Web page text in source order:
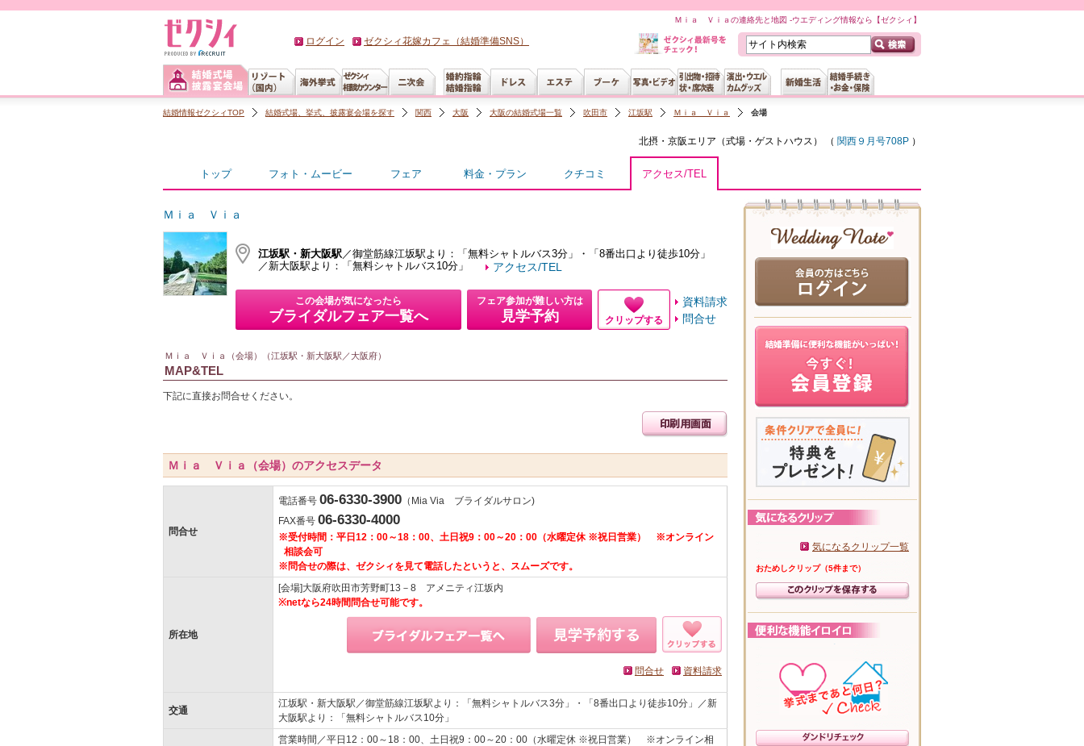
Ｍｉａ Ｖｉａの連絡先と地図 -ウエディング情報なら【ゼクシィ】
ログイン ゼクシィ花嫁カフェ（結婚準備SNS）
結婚情報ゼクシィTOP 結婚式場、挙式、披露宴会場を探す 関西 大阪 大阪の結婚式場一覧 吹田市 江坂駅 Ｍｉａ Ｖｉａ 会場
北摂・京阪エリア（式場・ゲストハウス ） （ 関西９月号708P ）
トップ フォト・ムービー フェア 料金・プラン クチコミ アクセス/TEL
Ｍｉａ Ｖｉａ
江坂駅・新大阪駅／御堂筋線江坂駅より：「無料シャトルバス3分」・「8番出口より徒歩10分」
／新大阪駅より：「無料シャトルバス10分」
アクセス/TEL
この会場が気になったら
ブライダルフェア一覧へ
フェア参加が難しい方は
見学予約 クリップする
資料請求
問合せ
Ｍｉａ Ｖｉａ（会場）（江坂駅・新大阪駅／大阪府）
MAP&TEL
下記に直接お問合せください。
Ｍｉａ Ｖｉａ（会場）のアクセスデータ
問合せ
電話番号 06-6330-3900 （Mia Via ブライダルサロン)
FAX番号 06-6330-4000
※受付時間：平日12：00～18：00、土日祝9：00～20：00（水曜定休 ※祝日営業） ※オンライン
相談会可
※問合せの際は、ゼクシィを見て電話したというと、スムーズです。
所在地
[会場]大阪府吹田市芳野町13－8 アメニティ江坂内
※netなら24時間問合せ可能です。
資料請求
問合せ
交通
江坂駅・新大阪駅／御堂筋線江坂駅より：「無料シャトルバス3分」・「8番出口より徒歩10分」／新
大阪駅より：「無料シャトルバス10分」
営業時間／平日12：00～18：00、土日祝9：00～20：00（水曜定休 ※祝日営業） ※オンライン相
気になるクリップ一覧
おためしクリップ（5件まで）